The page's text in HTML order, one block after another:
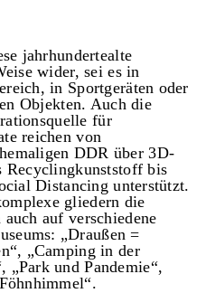
jahrhundertealte
wider, sei es in
in Sportgeräten oder
Objekten. Auch die
für
reichen von
DDR über 3D-
Recyclingkunststoff bis
Distancing unterstützt.
gliedern die
auf verschiedene
„Draußen =
„Camping in der
und Pandemie“,